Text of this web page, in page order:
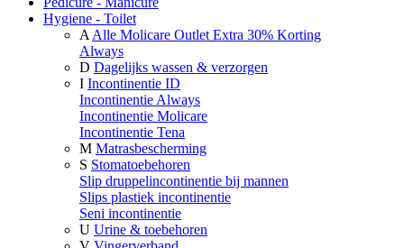
Hygiene - Toilet
A Alle Molicare Outlet Extra 30% Korting
Always
D Dagelijks wassen & verzorgen
I Incontinentie ID
Incontinentie Always
Incontinentie Molicare
Incontinentie Tena
M Matrasbescherming
S Stomatoebehoren
Slip druppelincontinentie bij mannen
Slips plastiek incontinentie
Seni incontinentie
U Urine & toebehoren